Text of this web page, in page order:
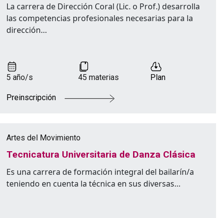
La carrera de Dirección Coral (Lic. o Prof.) desarrolla
las competencias profesionales necesarias para la
dirección…
5 año/s 45 materias Plan
Preinscripción
Artes del Movimiento
Tecnicatura Universitaria de Danza Clásica
Es una carrera de formación integral del bailarín/a
teniendo en cuenta la técnica en sus diversas…